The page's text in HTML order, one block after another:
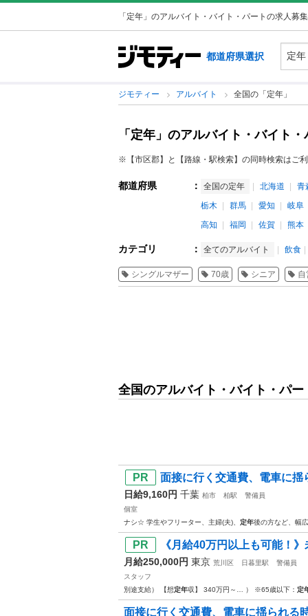
「定年」のアルバイト・バイト・パートの求人募
都道府県選択
ジモティー アルバイト 全国の「定年」
「定年」のアルバイト・バイト
※【市区郡】と【路線・駅検索】の同時検索はご
都道府県 ： 全国の定年 北海道
青
栃木
群馬 愛知
岐阜
高知
福岡 佐賀 熊本
カテゴリ ： 全てのアルバイト 飲食
シングルマザー 70歳 シニア 自
全国のアルバイト・バイト・パ
面接に行く交通費、電車に
日給9,160円 千葉 柏市 柏駅
警備員
個室
ナシ☆ 学生やフリーター、主婦(夫)、 定年後の方など、幅
《月給40万円以上も可能！
月給250,000円 東京 荒川区 日暮里駅
警備員
スタッフ
別途支給） 【想定年収】 340万円～… ） ※65歳以下： 定
面接に行く交通費、電車に揺られる